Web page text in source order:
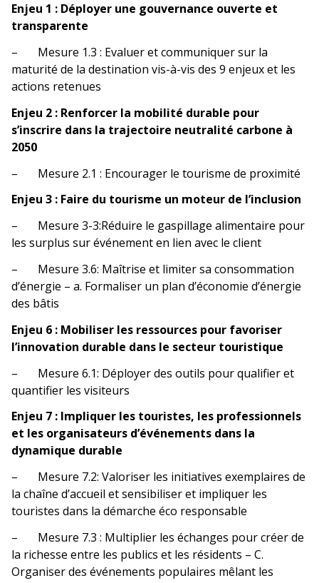
Enjeu 1 : Déployer une gouvernance ouverte et
transparente
– Mesure 1.3 : Evaluer et communiquer sur la
maturité de la destination vis-à-vis des 9 enjeux et les
actions retenues
Enjeu 2 : Renforcer la mobilité durable pour
s’inscrire dans la trajectoire neutralité carbone à
2050
– Mesure 2.1 : Encourager le tourisme de proximité
Enjeu 3 : Faire du tourisme un moteur de l’inclusion
– Mesure 3-3:Réduire le gaspillage alimentaire pour
les surplus sur événement en lien avec le client
– Mesure 3.6: Maîtrise et limiter sa consommation
d’énergie – a. Formaliser un plan d’économie d’énergie
des bâtis
Enjeu 6 : Mobiliser les ressources pour favoriser
l’innovation durable dans le secteur touristique
– Mesure 6.1: Déployer des outils pour qualifier et
quantifier les visiteurs
Enjeu 7 : Impliquer les touristes, les professionnels
et les organisateurs d’événements dans la
dynamique durable
– Mesure 7.2: Valoriser les initiatives exemplaires de
la chaîne d’accueil et sensibiliser et impliquer les
touristes dans la démarche éco responsable
– Mesure 7.3 : Multiplier les échanges pour créer de
la richesse entre les publics et les résidents – C.
Organiser des événements populaires mêlant les